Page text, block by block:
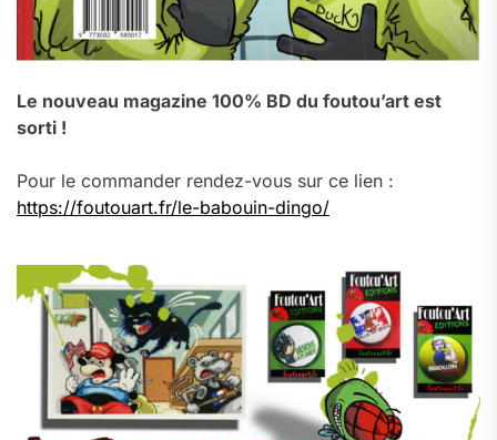
Le nouveau magazine 100% BD du foutou’art est
sorti !
Pour le commander rendez-vous sur ce lien :
https://foutouart.fr/le-babouin-dingo/